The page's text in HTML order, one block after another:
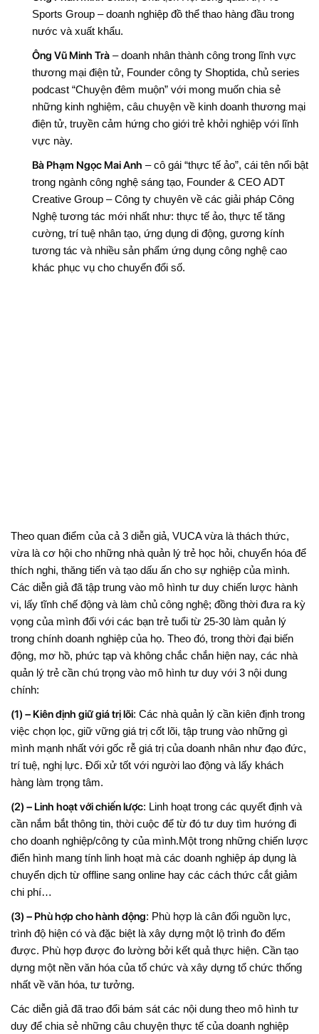
Sports Group – doanh nghiệp đồ thể thao hàng đầu trong
nước và xuất khẩu.
Ông Vũ Minh Trà – doanh nhân thành công trong lĩnh vực
thương mại điện tử, Founder công ty Shoptida, chủ series
podcast “Chuyện đêm muộn” với mong muốn chia sẻ
những kinh nghiệm, câu chuyện về kinh doanh thương mại
điện tử, truyền cảm hứng cho giới trẻ khởi nghiệp với lĩnh
vực này.
Bà Phạm Ngọc Mai Anh – cô gái “thực tế ảo”, cái tên nổi bật
trong ngành công nghệ sáng tạo, Founder & CEO ADT
Creative Group – Công ty chuyên về các giải pháp Công
Nghệ tương tác mới nhất như: thực tế ảo, thực tế tăng
cường, trí tuệ nhân tạo, ứng dụng di động, gương kính
tương tác và nhiều sản phẩm ứng dụng công nghệ cao
khác phục vụ cho chuyển đổi số.
Theo quan điểm của cả 3 diễn giả, VUCA vừa là thách thức,
vừa là cơ hội cho những nhà quản lý trẻ học hỏi, chuyển hóa để
thích nghi, thăng tiến và tạo dấu ấn cho sự nghiệp của mình.
Các diễn giả đã tập trung vào mô hình tư duy chiến lược hành
vi, lấy tĩnh chế động và làm chủ công nghệ; đồng thời đưa ra kỳ
vọng của mình đối với các bạn trẻ tuổi từ 25-30 làm quản lý
trong chính doanh nghiệp của họ. Theo đó, trong thời đại biến
động, mơ hồ, phức tạp và không chắc chắn hiện nay, các nhà
quản lý trẻ cần chú trọng vào mô hình tư duy với 3 nội dung
chính:
(1) – Kiên định giữ giá trị lõi: Các nhà quản lý cần kiên định trong
việc chọn lọc, giữ vững giá trị cốt lõi, tập trung vào những gì
mình mạnh nhất với gốc rễ giá trị của doanh nhân như đạo đức,
trí tuệ, nghị lực. Đối xử tốt với người lao động và lấy khách
hàng làm trọng tâm.
(2) – Linh hoạt với chiến lược: Linh hoạt trong các quyết định và
cần nắm bắt thông tin, thời cuộc để từ đó tư duy tìm hướng đi
cho doanh nghiệp/công ty của mình.Một trong những chiến lược
điển hình mang tính linh hoạt mà các doanh nghiệp áp dụng là
chuyển dịch từ offline sang online hay các cách thức cắt giảm
chi phí…
(3) – Phù hợp cho hành động: Phù hợp là cân đối nguồn lực,
trình độ hiện có và đặc biệt là xây dựng một lộ trình đo đếm
được. Phù hợp được đo lường bởi kết quả thực hiện. Cần tạo
dựng một nền văn hóa của tổ chức và xây dựng tổ chức thống
nhất về văn hóa, tư tưởng.
Các diễn giả đã trao đổi bám sát các nội dung theo mô hình tư
duy để chia sẻ những câu chuyện thực tế của doanh nghiệp